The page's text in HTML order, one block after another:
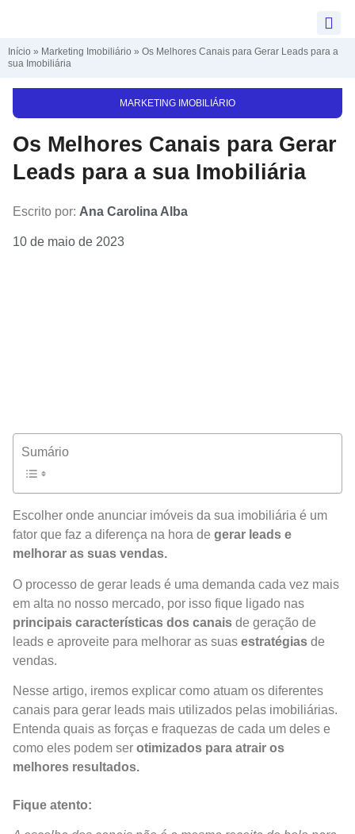
Início » Marketing Imobiliário » Os Melhores Canais para Gerar Leads para a
sua Imobiliária
MARKETING IMOBILIÁRIO
Os Melhores Canais para Gerar
Leads para a sua Imobiliária
Escrito por: Ana Carolina Alba
10 de maio de 2023
Sumário
Escolher onde anunciar imóveis da sua imobiliária é um
fator que faz a diferença na hora de gerar leads e
melhorar as suas vendas.
O processo de gerar leads é uma demanda cada vez mais
em alta no nosso mercado, por isso fique ligado nas
principais características dos canais de geração de
leads e aproveite para melhorar as suas estratégias de
vendas.
Nesse artigo, iremos explicar como atuam os diferentes
canais para gerar leads mais utilizados pelas imobiliárias.
Entenda quais as forças e fraquezas de cada um deles e
como eles podem ser otimizados para atrair os
melhores resultados.
Fique atento: